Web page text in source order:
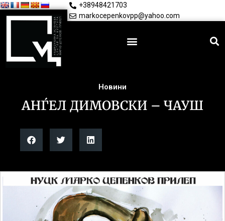
+38948421703
markocepenkovpp@yahoo.com
Новини
АНЃЕЛ ДИМОВСКИ – ЧАУШ